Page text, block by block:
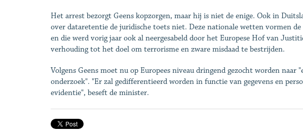
Het arrest bezorgt Geens kopzorgen, maar hij is niet de enige. Ook in
over dataretentie de juridische toets niet. Deze nationale wetten vormen
en die werd vorig jaar ook al neergesabeld door het Europese Hof van
verhouding tot het doel om terrorisme en zware misdaad te bestrijden.
Volgens Geens moet nu op Europees niveau dringend gezocht worden
onderzoek". "Er zal gedifferentieerd worden in functie van gegevens en
evidentie", beseft de minister.